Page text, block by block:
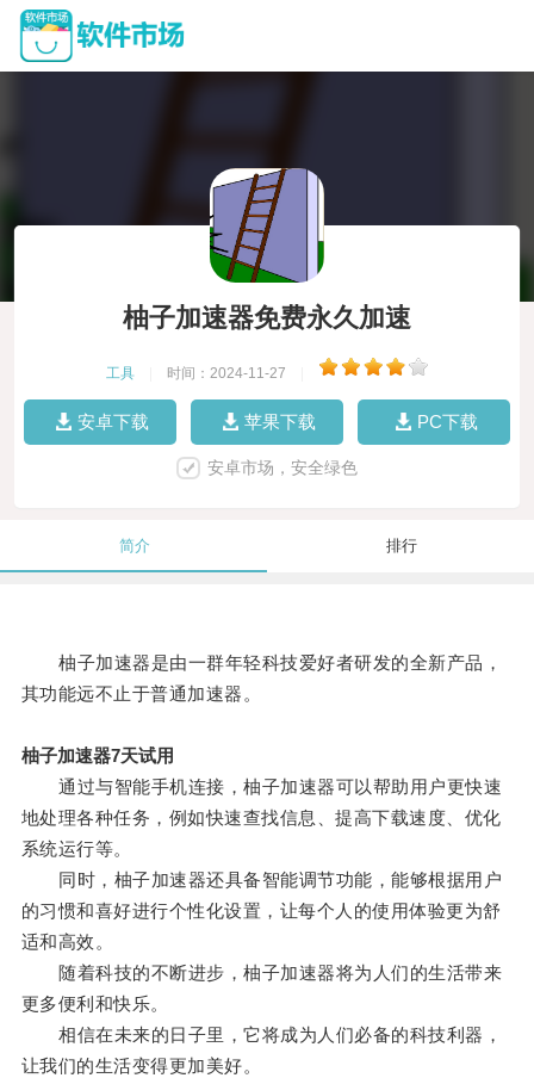
柚子加速器免费永久加速
工具 时间：2024-11-27
安卓下载 苹果下载 PC下载
安卓市场，安全绿色
简介 排行
柚子加速器是由一群年轻科技爱好者研发的全新产品，
其功能远不止于普通加速器。
柚子加速器7天试用
通过与智能手机连接，柚子加速器可以帮助用户更快速
地处理各种任务，例如快速查找信息、提高下载速度、优化
系统运行等。
同时，柚子加速器还具备智能调节功能，能够根据用户
的习惯和喜好进行个性化设置，让每个人的使用体验更为舒
适和高效。
随着科技的不断进步，柚子加速器将为人们的生活带来
更多便利和快乐。
相信在未来的日子里，它将成为人们必备的科技利器，
让我们的生活变得更加美好。